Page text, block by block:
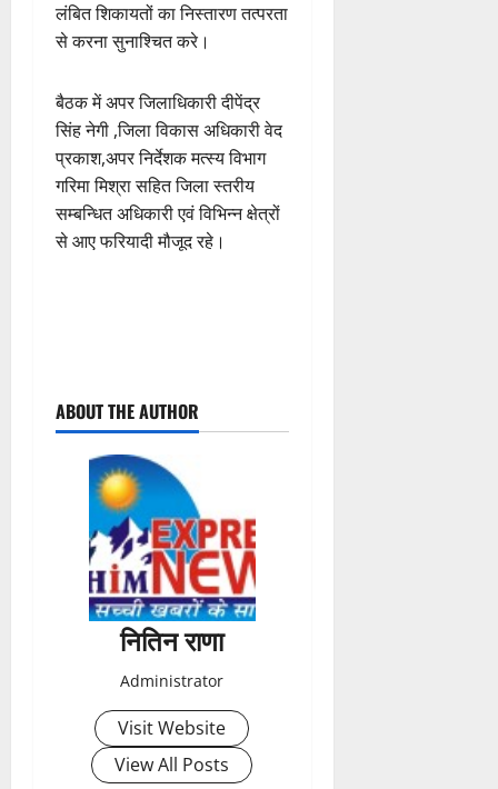
लंबित शिकायतों का निस्तारण तत्परता
से करना सुनाश्चित करे।
बैठक में अपर जिलाधिकारी दीपेंद्र
सिंह नेगी ,जिला विकास अधिकारी वेद
प्रकाश,अपर निर्देशक मत्स्य विभाग
गरिमा मिश्रा सहित जिला स्तरीय
सम्बन्धित अधिकारी एवं विभिन्न क्षेत्रों
से आए फरियादी मौजूद रहे।
o
ABOUT THE AUTHOR
नितिन राणा
Administrator
Visit Website
View All Posts